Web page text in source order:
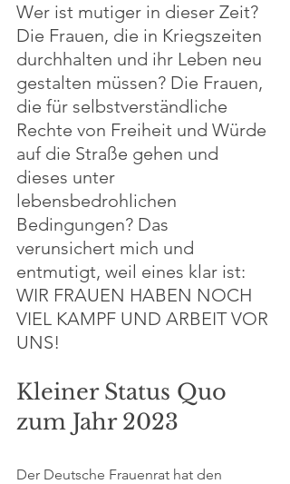
Wer ist mutiger in dieser Zeit?
Die Frauen, die in Kriegszeiten
durchhalten und ihr Leben neu
gestalten müssen? Die Frauen,
die für selbstverständliche
Rechte von Freiheit und Würde
auf die Straße gehen und
dieses unter
lebensbedrohlichen
Bedingungen? Das
verunsichert mich und
entmutigt, weil eines klar ist:
WIR FRAUEN HABEN NOCH
VIEL KAMPF UND ARBEIT VOR
UNS!
Kleiner Status Quo
zum Jahr 2023
Der Deutsche Frauenrat hat den